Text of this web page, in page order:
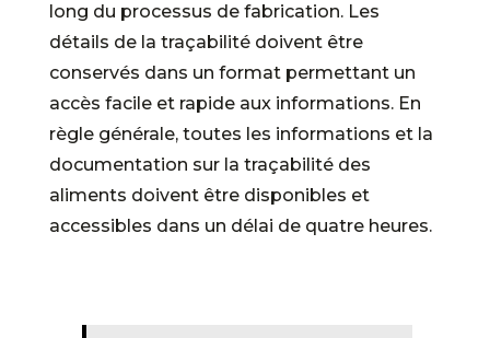
long du processus de fabrication. Les
détails de la traçabilité doivent être
conservés dans un format permettant un
accès facile et rapide aux informations. En
règle générale, toutes les informations et la
documentation sur la traçabilité des
aliments doivent être disponibles et
accessibles dans un délai de quatre heures.